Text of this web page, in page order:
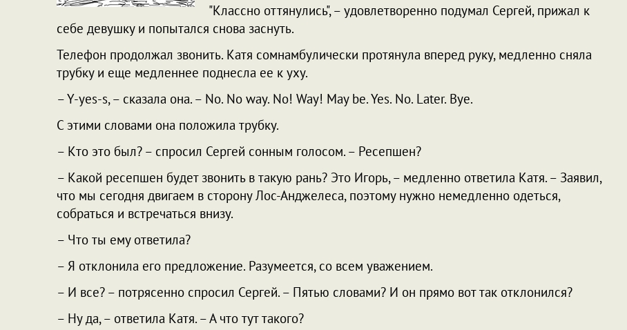
"Классно оттянулись", – удовлетворенно подумал Сергей, прижал к
себе девушку и попытался снова заснуть.
Телефон продолжал звонить. Катя сомнамбулически протянула вперед руку, медленно сняла
трубку и еще медленнее поднесла ее к уху.
– Y-yes-s, – сказала она. – No. No way. No! Way! May be. Yes. No. Later. Bye.
С этими словами она положила трубку.
– Кто это был? – спросил Сергей сонным голосом. – Ресепшен?
– Какой ресепшен будет звонить в такую рань? Это Игорь, – медленно ответила Катя. – Заявил,
что мы сегодня двигаем в сторону Лос-Анджелеса, поэтому нужно немедленно одеться,
собраться и встречаться внизу.
– Что ты ему ответила?
– Я отклонила его предложение. Разумеется, со всем уважением.
– И все? – потрясенно спросил Сергей. – Пятью словами? И он прямо вот так отклонился?
– Ну да, – ответила Катя. – А что тут такого?